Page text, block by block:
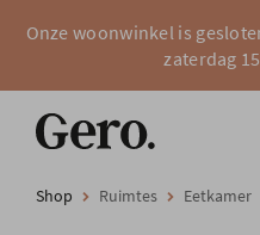
Onze woonwinkel is
zaterdag
Shop Ruimtes Eetkamer